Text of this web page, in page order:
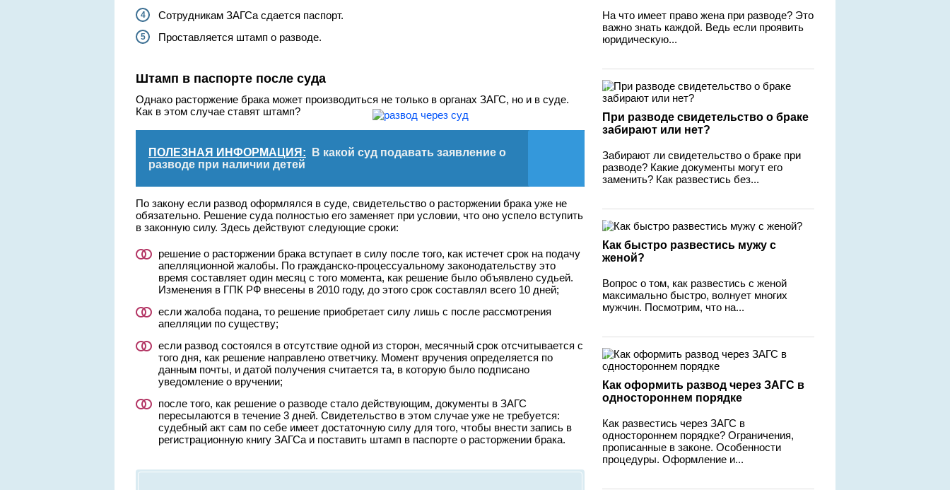
Сотрудникам ЗАГСа сдается паспорт.
Проставляется штамп о разводе.
Штамп в паспорте после суда
Однако расторжение брака может производиться не только в органах ЗАГС, но и в суде.
Как в этом случае ставят штамп?
ПОЛЕЗНАЯ ИНФОРМАЦИЯ:
В какой суд подавать заявление о
разводе при наличии детей
По закону если развод оформлялся в суде, свидетельство о расторжении брака уже не
обязательно. Решение суда полностью его заменяет при условии, что оно успело вступить
в законную силу. Здесь действуют следующие сроки:
решение о расторжении брака вступает в силу после того, как истечет срок на подачу
апелляционной жалобы. По гражданско-процессуальному законодательству это
время составляет один месяц с того момента, как решение было объявлено судьей.
Изменения в ГПК РФ внесены в 2010 году, до этого срок составлял всего 10 дней;
если жалоба подана, то решение приобретает силу лишь с после рассмотрения
апелляции по существу;
если развод состоялся в отсутствие одной из сторон, месячный срок отсчитывается с
того дня, как решение направлено ответчику. Момент вручения определяется по
данным почты, и датой получения считается та, в которую было подписано
уведомление о вручении;
после того, как решение о разводе стало действующим, документы в ЗАГС
пересылаются в течение 3 дней. Свидетельство в этом случае уже не требуется:
судебный акт сам по себе имеет достаточную силу для того, чтобы внести запись в
регистрационную книгу ЗАГСа и поставить штамп в паспорте о расторжении брака.
На что имеет право жена при разводе? Это
важно знать каждой. Ведь если проявить
юридическую...
При разводе свидетельство о браке
забирают или нет?
Забирают ли свидетельство о браке при
разводе? Какие документы могут его
заменить? Как развестись без...
Как быстро развестись мужу с
женой?
Вопрос о том, как развестись с женой
максимально быстро, волнует многих
мужчин. Посмотрим, что на...
Как оформить развод через ЗАГС в
одностороннем порядке
Как развестись через ЗАГС в
одностороннем порядке? Ограничения,
прописанные в законе. Особенности
процедуры. Оформление и...